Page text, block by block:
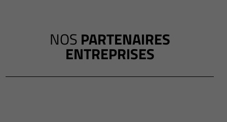
NOS PARTENAIRES
ENTREPRISES